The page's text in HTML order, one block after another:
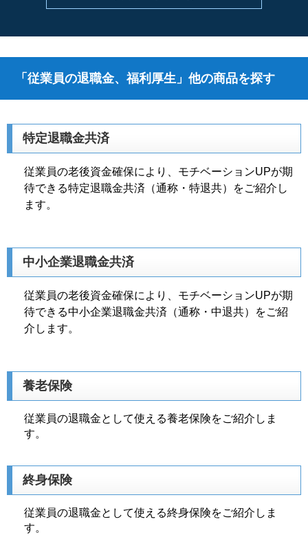
「従業員の退職金、福利厚生」他の商品を探す
特定退職金共済
従業員の老後資金確保により、モチベーションUPが期
待できる特定退職金共済（通称・特退共）をご紹介し
ます。
中小企業退職金共済
従業員の老後資金確保により、モチベーションUPが期
待できる中小企業退職金共済（通称・中退共）をご紹
介します。
養老保険
従業員の退職金として使える養老保険をご紹介しま
す。
終身保険
従業員の退職金として使える終身保険をご紹介しま
す。